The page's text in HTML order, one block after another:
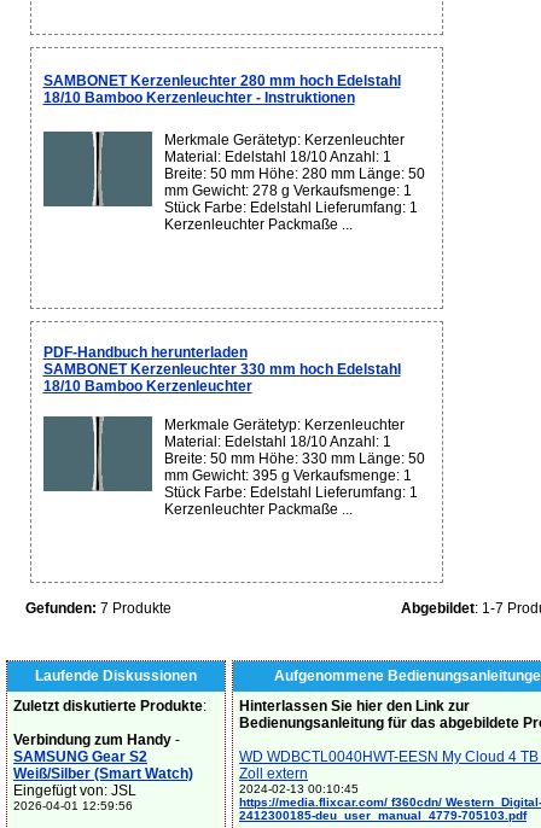
SAMBONET Kerzenleuchter 280 mm hoch Edelstahl
18/10 Bamboo Kerzenleuchter - Instruktionen
Merkmale Gerätetyp: Kerzenleuchter
Material: Edelstahl 18/10 Anzahl: 1
Breite: 50 mm Höhe: 280 mm Länge: 50
mm Gewicht: 278 g Verkaufsmenge: 1
Stück Farbe: Edelstahl Lieferumfang: 1
Kerzenleuchter Packmaße ...
PDF-Handbuch herunterladen
SAMBONET Kerzenleuchter 330 mm hoch Edelstahl
18/10 Bamboo Kerzenleuchter
Merkmale Gerätetyp: Kerzenleuchter
Material: Edelstahl 18/10 Anzahl: 1
Breite: 50 mm Höhe: 330 mm Länge: 50
mm Gewicht: 395 g Verkaufsmenge: 1
Stück Farbe: Edelstahl Lieferumfang: 1
Kerzenleuchter Packmaße ...
Gefunden: 7 Produkte Abgebildet: 1-7
Laufende Diskussionen
Zuletzt diskutierte Produkte:
Verbindung zum Handy -
SAMSUNG Gear S2
Weiß/Silber (Smart Watch)
Eingefügt von: JSL
2026-04-01 12:59:56
Aufgenommene
Hinterlassen Sie hier den Link zur
Bedienungsanleitung für das abgebildete
WD WDBCTL0040HWT-EESN My Cloud 4
Zoll extern
2024-02-13 00:10:45
https://media.flixcar.com/ f360cdn/ Western_Digital-
2412300185-deu_user_manual_4779-705103.pdf